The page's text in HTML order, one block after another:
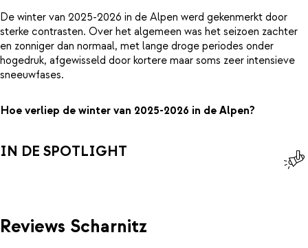
De winter van 2025-2026 in de Alpen werd gekenmerkt door
sterke contrasten. Over het algemeen was het seizoen zachter
en zonniger dan normaal, met lange droge periodes onder
hogedruk, afgewisseld door kortere maar soms zeer intensieve
sneeuwfases.
Hoe verliep de winter van 2025-2026 in de Alpen?
IN DE SPOTLIGHT
Reviews Scharnitz